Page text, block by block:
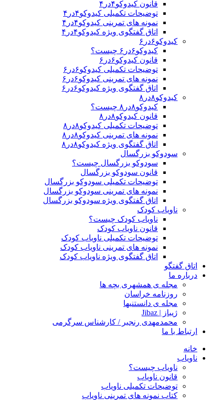
قانون کیدوکو۴در۴
توضیحات تکمیلی کیدوکو۴در۴
نمونه های تمرینی کیدوکو۴در۴
اتاق گفتگوی ویژه کیدوکو۴در۴
کیدوکو۶در۶
کیدوکو۶در۶ چیست؟
قانون کیدوکو۶در۶
توضیحات تکمیلی کیدوکو۶در۶
نمونه های تمرینی کیدوکو۶در۶
اتاق گفتگوی ویژه کیدوکو۶در۶
کیدوکو۸در۸
کیدوکو۸در۸ چیست؟
قانون کیدوکو۸در۸
توضیحات تکمیلی کیدوکو۸در۸
نمونه های تمرینی کیدوکو۸در۸
اتاق گفتگوی ویژه کیدوکو۸در۸
سودوکو بزرگسال
سودوکو بزرگسال چیست؟
قانون سودوکو بزرگسال
توضیحات تکمیلی سودوکو بزرگسال
نمونه های تمرینی سودوکو بزرگسال
اتاق گفتگوی ویژه سودوکو بزرگسال
ناویاب کودک
ناویاب کودک چیست؟
قانون ناویاب کودک
توضیحات تکمیلی ناویاب کودک
نمونه های تمرینی ناویاب کودک
اتاق گفتگوی ویژه ناویاب کودک
اتاق گفتگو
درباره ما
مجله ی همشهری بچه ها
روزنامه خراسان
مجله ی دانستنیها
ژیباز | Jibaz
محمدمهدی رنجبر / کارشناس سرگرمی
ارتباط با ما
خانه
ناویاب
ناویاب چیست؟
قانون ناویاب
توضیحات تکمیلی ناویاب
کتاب نمونه های تمرینی ناویاب